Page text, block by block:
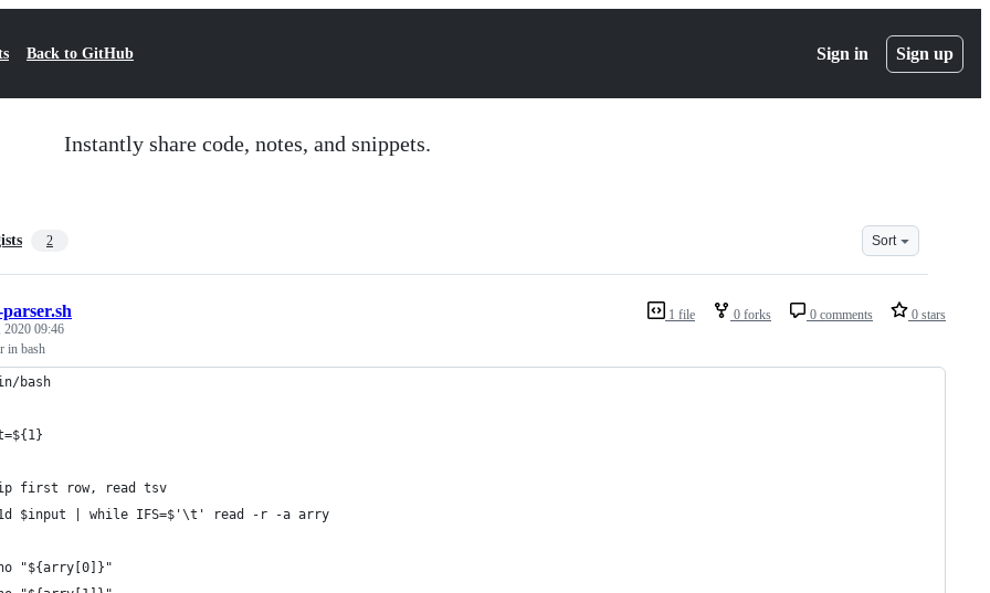
Back to GitHub Sign in Sign up
Instantly share code, notes, and snippets.
2 Sort
1 file 0 forks 0 comments 0 stars
2020 09:46
in bash
bash
first row, read tsv
$input | while IFS=$'\t' read -r -a arry
"${arry[0]}"